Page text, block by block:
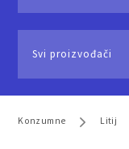
Svi proizvođači
Konzumne Litij